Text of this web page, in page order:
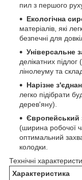
пил з першого
Екологічна
матеріалів, які
безпечні для
Універсальне
делікатних
лінолеуму та
Нарізне
легко підібрати
дерев'яну).
Європейський
(ширина робочої
оптимальний
колодки.
Технічні
Характеристика